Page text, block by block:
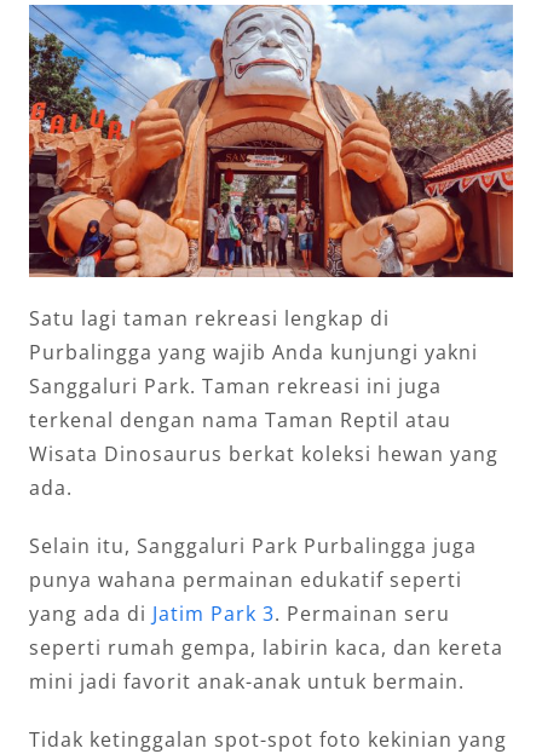
Satu lagi taman rekreasi lengkap di
Purbalingga yang wajib Anda kunjungi yakni
Sanggaluri Park. Taman rekreasi ini juga
terkenal dengan nama Taman Reptil atau
Wisata Dinosaurus berkat koleksi hewan yang
ada.
Selain itu, Sanggaluri Park Purbalingga juga
punya wahana permainan edukatif seperti
yang ada di Jatim Park 3. Permainan seru
seperti rumah gempa, labirin kaca, dan kereta
mini jadi favorit anak-anak untuk bermain.
Tidak ketinggalan spot-spot foto kekinian yang